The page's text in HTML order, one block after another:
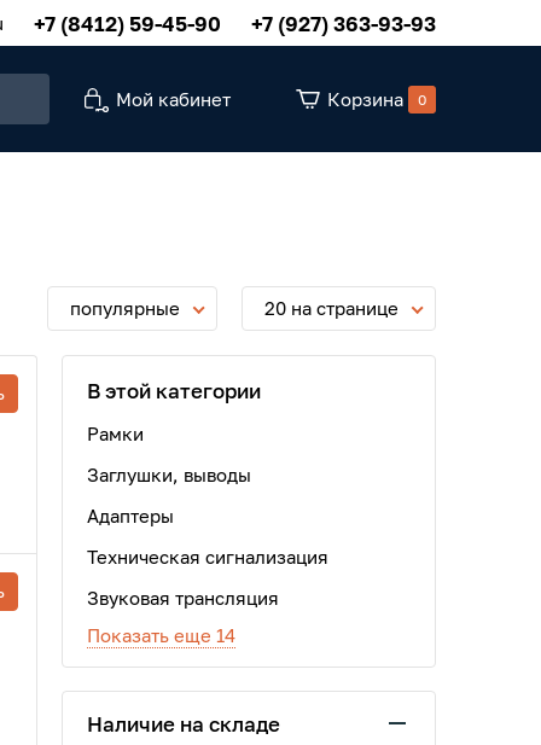
+7 (8412) 59-45-90 +7 (927) 363-93-93
Мой кабинет Корзина 0
популярные 20 на странице
В этой категории
Рамки
Заглушки, выводы
Адаптеры
Техническая сигнализация
Звуковая трансляция
Показать еще 14
Наличие на складе